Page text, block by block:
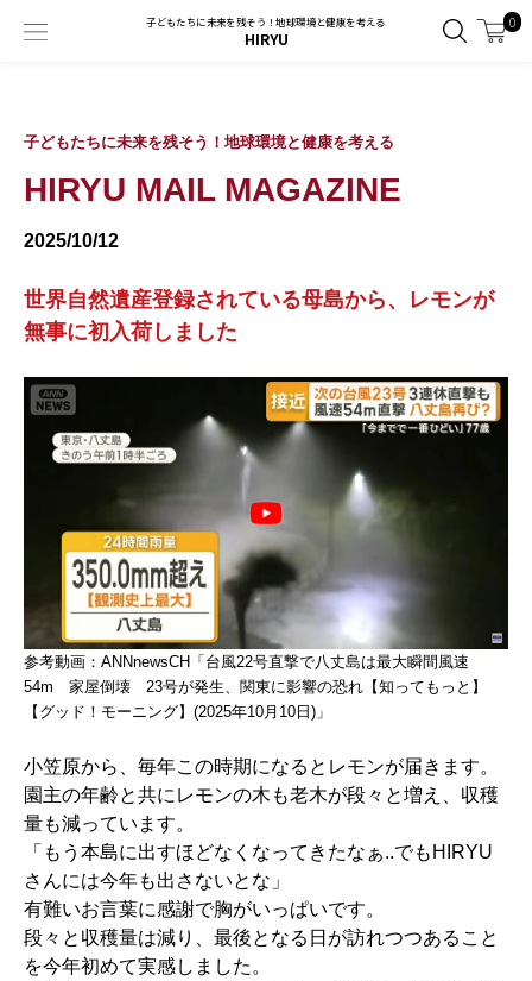
子どもたちに未来を残そう！地球環境と健康を考える
HIRYU
0
子どもたちに未来を残そう！地球環境と健康を考える
HIRYU MAIL MAGAZINE
2025/10/12
世界自然遺産登録されている母島から、レモンが
無事に初入荷しました
参考動画：ANNnewsCH「台風22号直撃で八丈島は最大瞬間風速
54m 家屋倒壊 23号が発生、関東に影響の恐れ【知ってもっと】
【グッド！モーニング】(2025年10月10日)」
小笠原から、毎年この時期になるとレモンが届きます。
園主の年齢と共にレモンの木も老木が段々と増え、収穫
量も減っています。
「もう本島に出すほどなくなってきたなぁ..でもHIRYU
さんには今年も出さないとな」
有難いお言葉に感謝で胸がいっぱいです。
段々と収穫量は減り、最後となる日が訪れつつあること
を今年初めて実感しました。